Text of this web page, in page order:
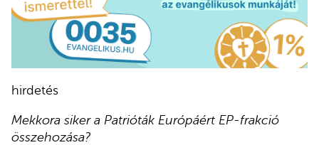
hirdetés
Mekkora siker a Patrióták Európáért EP-frakció
összehozása?